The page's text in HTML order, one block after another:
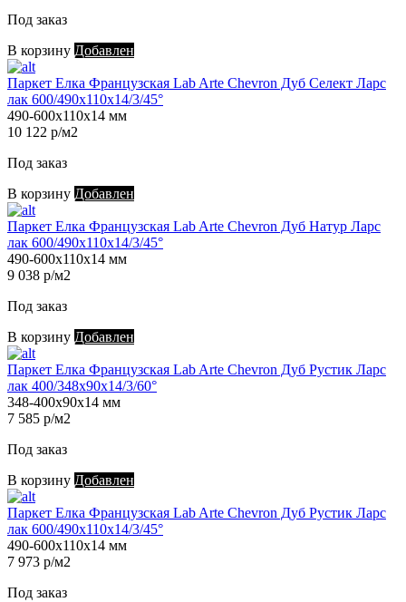
Под заказ
В корзину Добавлен
Паркет Елка Французская Lab Arte Chevron Дуб Селект Ларс
лак 600/490х110х14/3/45°
490-600х110х14 мм
10 122 р/м2
Под заказ
В корзину Добавлен
Паркет Елка Французская Lab Arte Chevron Дуб Натур Ларс
лак 600/490х110х14/3/45°
490-600х110х14 мм
9 038 р/м2
Под заказ
В корзину Добавлен
Паркет Елка Французская Lab Arte Chevron Дуб Рустик Ларс
лак 400/348х90х14/3/60°
348-400х90х14 мм
7 585 р/м2
Под заказ
В корзину Добавлен
Паркет Елка Французская Lab Arte Chevron Дуб Рустик Ларс
лак 600/490х110х14/3/45°
490-600х110х14 мм
7 973 р/м2
Под заказ